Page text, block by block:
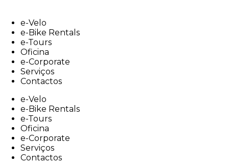
contente-Velo
e-Bike Rentals
e-Tours
Oficina
e-Corporate
Serviços
Contactos
e-Velo
e-Bike Rentals
e-Tours
Oficina
e-Corporate
Serviços
Contactos